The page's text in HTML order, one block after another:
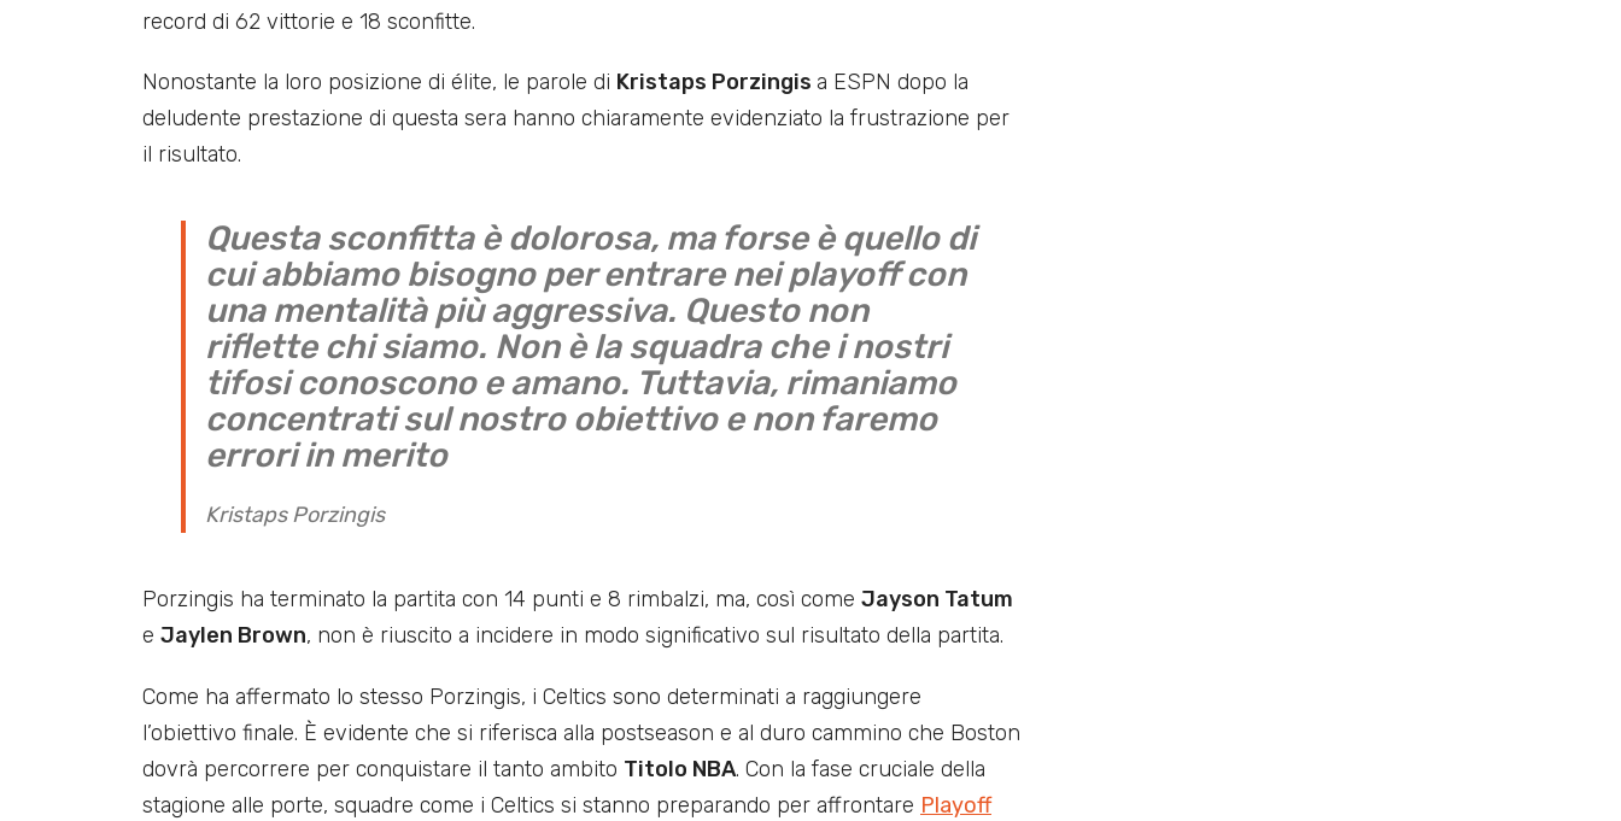
record di 62 vittorie e 18 sconfitte.
Nonostante la loro posizione di élite, le parole di Kristaps Porzingis a ESPN dopo la
deludente prestazione di questa sera hanno chiaramente evidenziato la frustrazione per
il risultato.
Questa sconfitta è dolorosa, ma forse è quello di
cui abbiamo bisogno per entrare nei playoff con
una mentalità più aggressiva. Questo non
riflette chi siamo. Non è la squadra che i nostri
tifosi conoscono e amano. Tuttavia, rimaniamo
concentrati sul nostro obiettivo e non faremo
errori in merito
Kristaps Porzingis
Porzingis ha terminato la partita con 14 punti e 8 rimbalzi, ma, così come Jayson Tatum
e Jaylen Brown, non è riuscito a incidere in modo significativo sul risultato della partita.
Come ha affermato lo stesso Porzingis, i Celtics sono determinati a raggiungere
l’obiettivo finale. È evidente che si riferisca alla postseason e al duro cammino che Boston
dovrà percorrere per conquistare il tanto ambito Titolo NBA. Con la fase cruciale della
stagione alle porte, squadre come i Celtics si stanno preparando per affrontare Playoff